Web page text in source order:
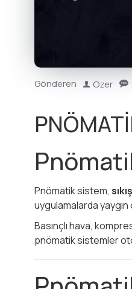
Gönderen Ozer
Pnömatik sistem,
uygulamalarda yaygın
Basınçlı hava,
pnömatik sistemler